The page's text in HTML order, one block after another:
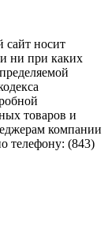
носит
ни при каких
товаров и
компании
телефону: (843)